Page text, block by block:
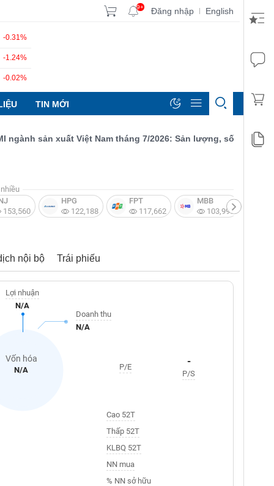
9+ Đăng nhập | English
-0.31%
-1.24%
-0.02%
TIN MỚI
sản xuất Việt Nam tháng 7/2026: Sản lượng, số lượng đơn
153,560
HPG
122,188
FPT
117,662
MBB
103,997
nội bộ Trái phiếu
Vốn hóa
N/A
Lợi nhuận
N/A
Doanh thu
N/A
P/E -
P/S
Cao 52T
Thấp 52T
KLBQ 52T
NN mua
% NN sở hữu